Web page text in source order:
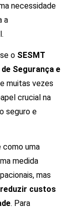
necessidade
a
o SESMT
Segurança e
muitas vezes
crucial na
seguro e
como uma
medida
mas
reduzir custos
. Para